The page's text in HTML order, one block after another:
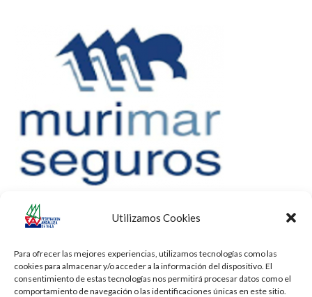
Utilizamos Cookies
Para ofrecer las mejores experiencias, utilizamos tecnologías como las
cookies para almacenar y/o acceder a la información del dispositivo. El
consentimiento de estas tecnologías nos permitirá procesar datos como el
comportamiento de navegación o las identificaciones únicas en este sitio.